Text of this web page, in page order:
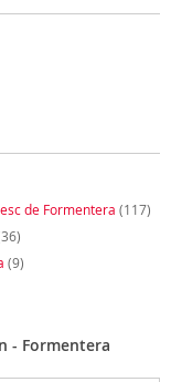
de Formentera (117)
(9)
- Formentera